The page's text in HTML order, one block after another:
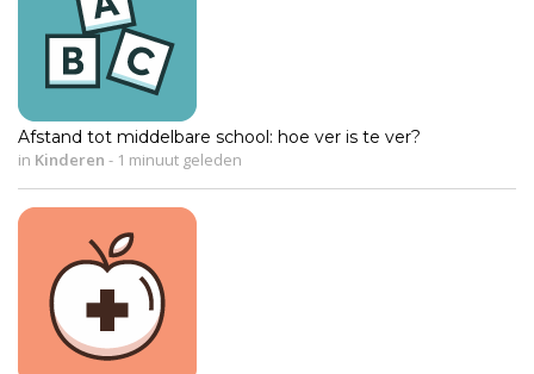
Afstand tot middelbare school: hoe ver is te ver?
in Kinderen - 1 minuut geleden